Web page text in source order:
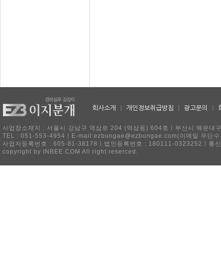
회사소개 개인정보취급방침 광고문의
사업장소재지 : 서울시 강남구 역삼로 204 (역삼동) 604호ㅣ부산시 해운
TEL : 051-553-4954ㅣE-mail:ezbungae@ezbungae.com(이메일 무단수
사업자등록번호 : 605-81-38178ㅣ법인등록번호 : 180111-0323252ㅣ통
copyright by INBEE.COM All right reserced.